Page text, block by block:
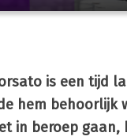
is een tijd
hem behoorlijk
in beroep